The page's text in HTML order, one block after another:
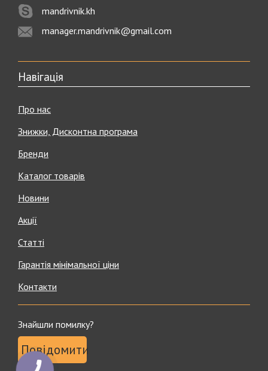
mandrivnik.kh
manager.mandrivnik@gmail.com
Навігація
Про нас
Знижки, Дисконтна програма
Бренди
Каталог товарів
Новини
Акції
Статті
Гарантія мінімальної ціни
Контакти
Знайшли помилку?
Повідомити